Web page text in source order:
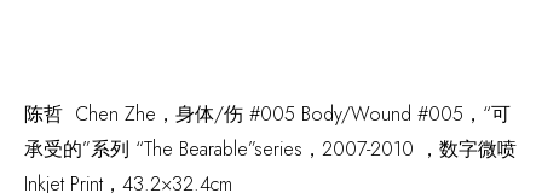
陈哲 Chen Zhe， 身体/伤 #005 Body/Wound #005 ，“可
承受的”系列 “The Bearable”series，2007-2010 ，数字微喷
Inkjet Print，43.2×32.4cm